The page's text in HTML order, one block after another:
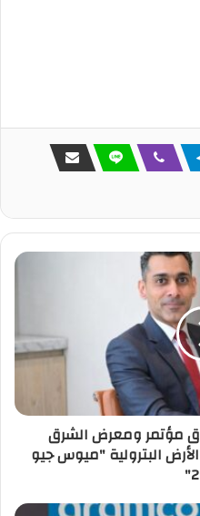
مؤتمر ومعرض الشرق
البترولية "ميوس جيو